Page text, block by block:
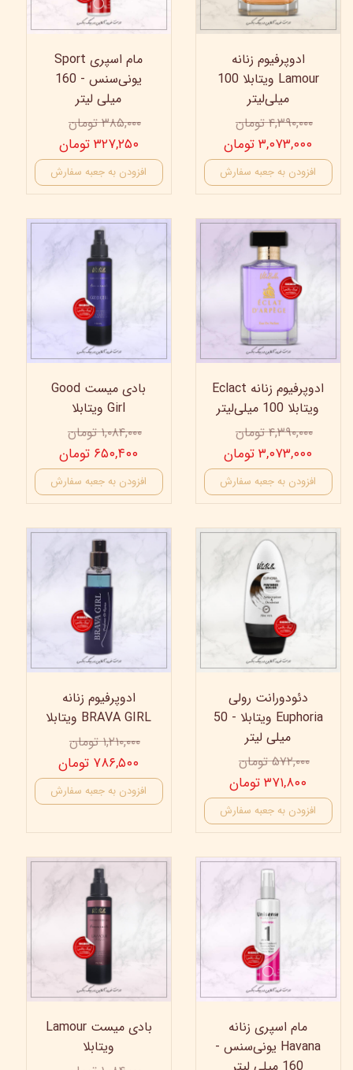
ادوپرفیوم زنانه
Lamour ویتابلا 100
میلی‌لیتر
۴,۳۹۰,۰۰۰ تومان
۳,۰۷۳,۰۰۰ تومان
افزودن به جعبه سفارش
مام اسپری Sport
یونی‌سنس - 160
میلی لیتر
۳۸۵,۰۰۰ تومان
۳۲۷,۲۵۰ تومان
افزودن به جعبه سفارش
ادوپرفیوم زنانه Eclact
ویتابلا 100 میلی‌لیتر
۴,۳۹۰,۰۰۰ تومان
۳,۰۷۳,۰۰۰ تومان
افزودن به جعبه سفارش
30%
بادی میست Good
Girl ویتابلا
۱,۰۸۴,۰۰۰ تومان
۶۵۰,۴۰۰ تومان
افزودن به جعبه سفارش
40%
دئودورانت رولی
Euphoria ویتابلا - 50
میلی لیتر
۵۷۲,۰۰۰ تومان
۳۷۱,۸۰۰ تومان
افزودن به جعبه سفارش
35%
ادوپرفیوم زنانه
BRAVA GIRL ویتابلا
۱,۲۱۰,۰۰۰ تومان
۷۸۶,۵۰۰ تومان
افزودن به جعبه سفارش
35%
مام اسپری زنانه
Havana یونی‌سنس -
25%
بادی میست Lamour
ویتابلا
40%